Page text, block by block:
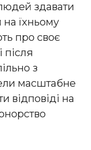
здавати
їхньому
про своє
після
з
масштабне
відповіді на